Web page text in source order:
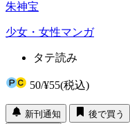
朱神宝
少女・女性マンガ
タテ読み
50/¥55(税込)
新刊通知
後で買う